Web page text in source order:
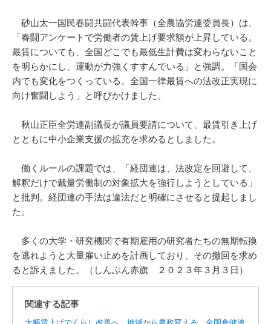
砂山太一国民春闘共闘代表幹事（全農協労連委員長）は、
「春闘アンケートで労働者の賃上げ要求額が上昇している。
最賃についても、全国どこでも最低生計費は変わらないこと
を明らかにし、運動が力強くすすんでいる」と強調。「国会
内でも変化をつくっている。全国一律最賃への法改正実現に
向け奮闘しよう」と呼びかけました。
秋山正臣全労連副議長が議員要請について、最賃引き上げ
とともに中小企業支援の拡充を求めるとしました。
働くルールの課題では、「経団連は、法改定を回避して、
解釈だけで裁量労働制の対象拡大を強行しようとしている」
と批判。経団連の手法は違法だと明確にさせると提起しまし
た。
多くの大学・研究機関で有期雇用の研究者たちの無期転換
を逃れようと大量雇い止めを計画しており、その撤回を求め
ると訴えました。（しんぶん赤旗 ２０２３年３月３日）
関連する記事